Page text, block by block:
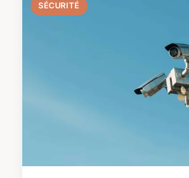
SÉCURITÉ